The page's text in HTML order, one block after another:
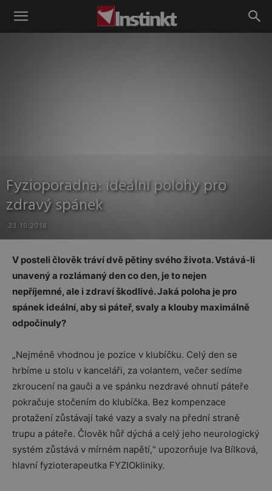
Instinkt
Fyzioporadna: ideální polohy pro
zdravý spánek
23.10.2018
V posteli člověk tráví dvě pětiny svého života. Vstává-li
unavený a rozlámaný den co den, je to nejen
nepříjemné, ale i zdraví škodlivé. Jaká poloha je pro
spánek ideální, aby si páteř, svaly a klouby maximálně
odpočinuly?
„Nejméně vhodnou je pozice v klubíčku. Celý den se
hrbíme u stolu v kanceláři, za volantem, večer sedíme
zkroucení na gauči a ve spánku nezdravé ohnutí páteře
pokračuje stočením do klubíčka. Bez kompenzace
protažení zůstávají také vazy a svaly na přední straně
trupu a páteře. Člověk hůř dýchá a celý jeho neurologický
systém zůstává v mírném napětí,“ upozorňuje Iva Bílková,
hlavní fyzioterapeutka FYZIOkliniky.